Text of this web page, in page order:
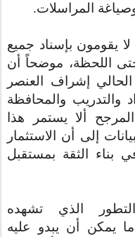
المراسلات.
يقومون بإسناد جميع
اللحظة، موضحاً أن
إشراف العنصر
والتدريب والمحافظة
ألا يستمر هذا
إلى أن الاستثمار
بناء الثقة بمستقبل
الذي تشهده
ما يمكن أن يبدو عليه